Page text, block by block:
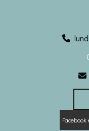
lundi

Facebook